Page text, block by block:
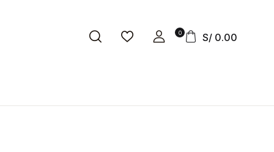
0 S/ 0.00